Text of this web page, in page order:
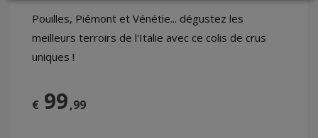
LOGIN
Pouilles, Piémont et Vénétie... dégustez les
meilleurs terroirs de l'Italie avec ce colis de crus
uniques !
€ 99,99